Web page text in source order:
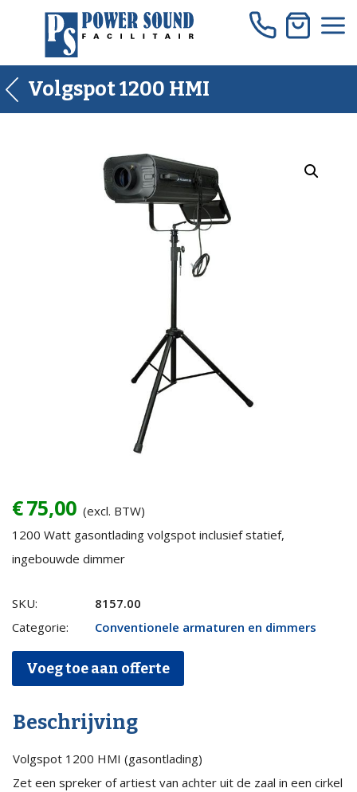
Volgspot 1200 HMI
€75,00 (excl. BTW)
1200 Watt gasontlading volgspot inclusief statief,
ingebouwde dimmer
Volgspot
1200
HMI
quantity
SKU:
8157.00
Categorie:
Conventionele armaturen en dimmers
Voeg toe aan offerte
Beschrijving
Volgspot 1200 HMI (gasontlading)
Zet een spreker of artiest van achter uit de zaal in een cirkel